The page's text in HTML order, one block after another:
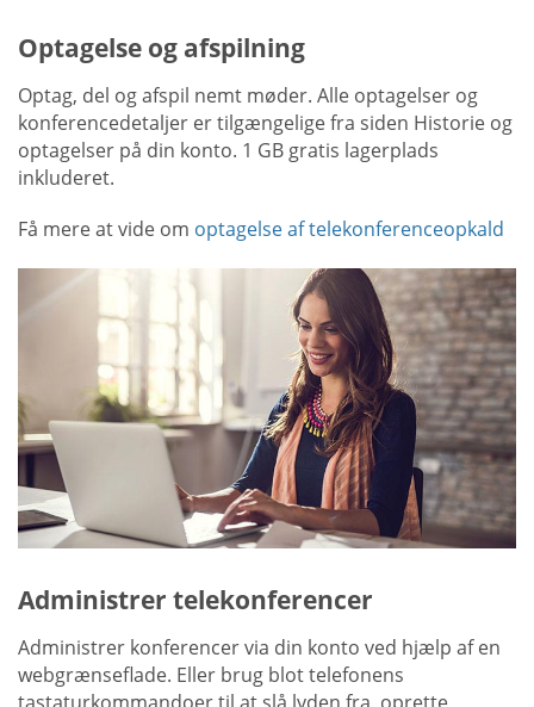
Optagelse og afspilning
Optag, del og afspil nemt møder. Alle optagelser og
konferencedetaljer er tilgængelige fra siden Historie og
optagelser på din konto. 1 GB gratis lagerplads
inkluderet.
Få mere at vide om optagelse af telekonferenceopkald
Administrer telekonferencer
Administrer konferencer via din konto ved hjælp af en
webgrænseflade. Eller brug blot telefonens